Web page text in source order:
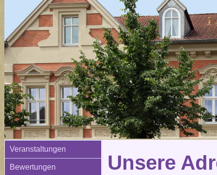
Veranstaltungen
Bewertungen Unsere